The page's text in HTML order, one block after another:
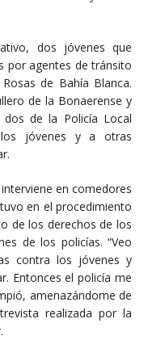
dos jóvenes que
por agentes de tránsito
de Bahía Blanca.
de la Bonaerense y
de la Policía Local
jóvenes y a otras
en comedores
en el procedimiento
de los derechos de los
de los policías. “Veo
contra los jóvenes y
Entonces el policía me
amenazándome de
realizada por la